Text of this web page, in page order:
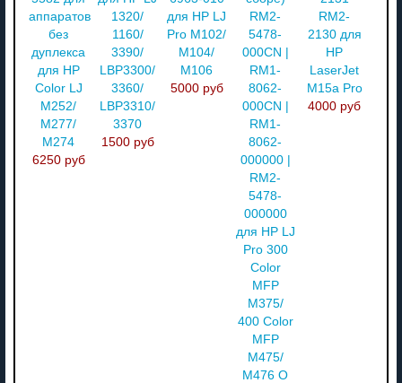
аппаратов
без
дуплекса
для HP
Color LJ
M252/
M277/
M274
6250 руб
1320/
1160/
3390/
LBP3300/
3360/
LBP3310/
3370
1500 руб
для HP LJ
Pro M102/
M104/
M106
5000 руб
RM2-
5478-
000CN |
RM1-
8062-
000CN |
RM1-
8062-
000000 |
RM2-
5478-
000000
для HP LJ
Pro 300
Color
MFP
M375/
400 Color
MFP
M475/
M476 О
RM2-
2130 для
HP
LaserJet
M15a Pro
4000 руб